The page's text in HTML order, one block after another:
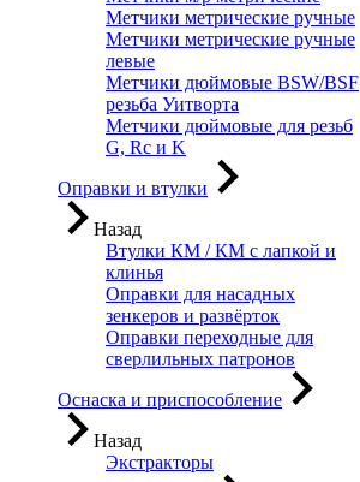
Метчики метрические ручные
Метчики метрические ручные
левые
Метчики дюймовые BSW/BSF
резьба Уитворта
Метчики дюймовые для резьб
G, Rc и K
Оправки и втулки
Назад
Втулки КМ / КМ с лапкой и
клинья
Оправки для насадных
зенкеров и развёрток
Оправки переходные для
сверлильных патронов
Оснаска и приспособление
Назад
Экстракторы